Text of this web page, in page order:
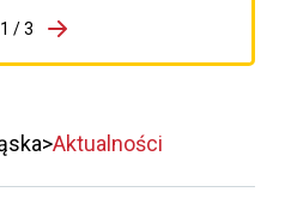
1 / 3
Przejdź do następnego
Aktualności